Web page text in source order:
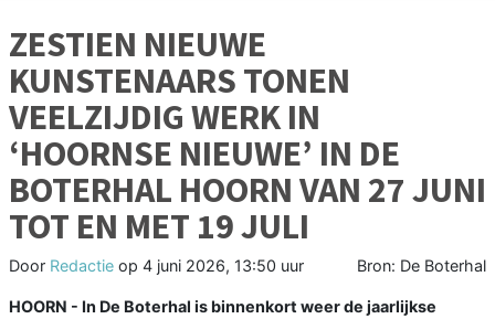
ZESTIEN NIEUWE
KUNSTENAARS TONEN
VEELZIJDIG WERK IN
‘HOORNSE NIEUWE’ IN DE
BOTERHAL HOORN VAN 27 JUNI
TOT EN MET 19 JULI
Door Redactie op 4 juni 2026, 13:50 uur Bron: De Boterhal
HOORN - In De Boterhal is binnenkort weer de jaarlijkse